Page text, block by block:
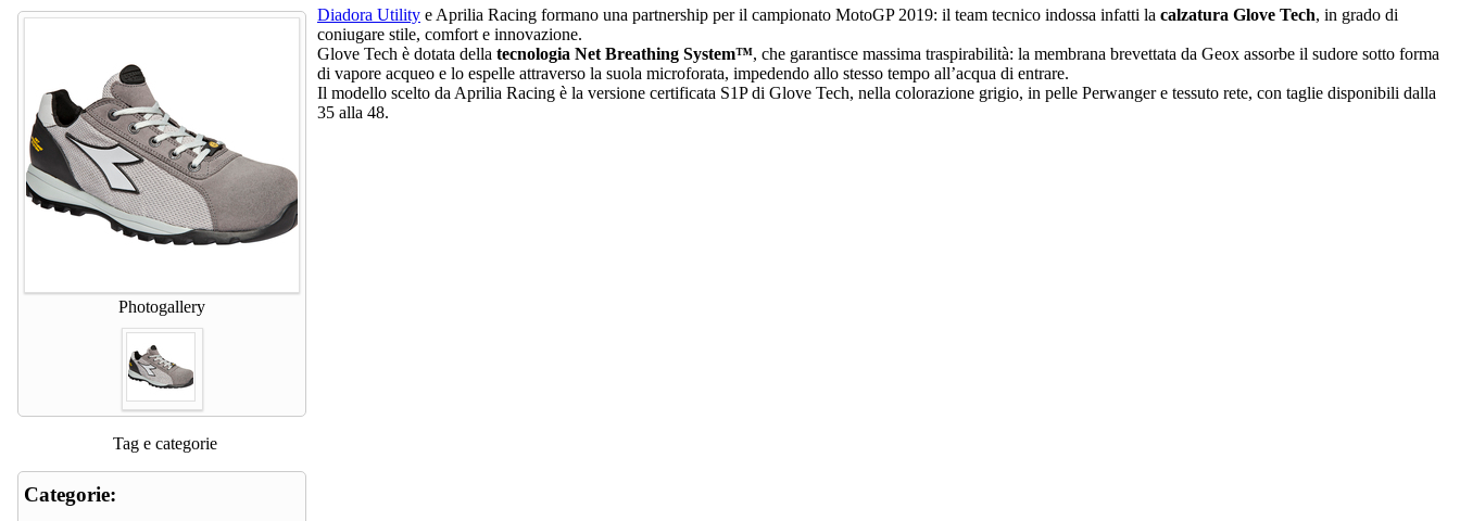
Photogallery
Tag e categorie
Categorie:
Diadora Utility e Aprilia Racing formano una partnership per il campionato MotoGP 2019: il team tecnico indossa infatti la calzatura Glove Tech, in grado di
coniugare stile, comfort e innovazione.
Glove Tech è dotata della tecnologia Net Breathing System™, che garantisce massima traspirabilità: la membrana brevettata da Geox assorbe il sudore sotto forma
di vapore acqueo e lo espelle attraverso la suola microforata, impedendo allo stesso tempo all’acqua di entrare.
Il modello scelto da Aprilia Racing è la versione certificata S1P di Glove Tech, nella colorazione grigio, in pelle Perwanger e tessuto rete, con taglie disponibili dalla
35 alla 48.